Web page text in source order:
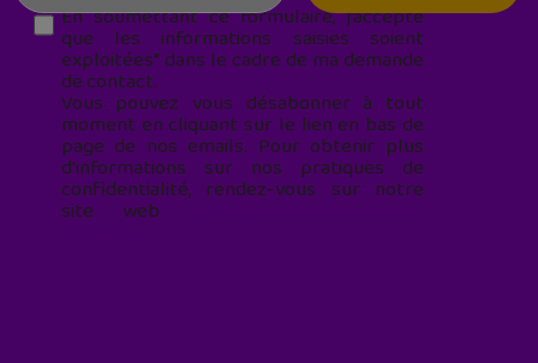
En soumettant ce formulaire, j’accepte
que les informations saisies soient
exploitées* dans le cadre de ma demande
de contact.
Vous pouvez vous désabonner à tout
moment en cliquant sur le lien en bas de
page de nos emails. Pour obtenir plus
d'informations sur nos pratiques de
confidentialité, rendez-vous sur notre
site web